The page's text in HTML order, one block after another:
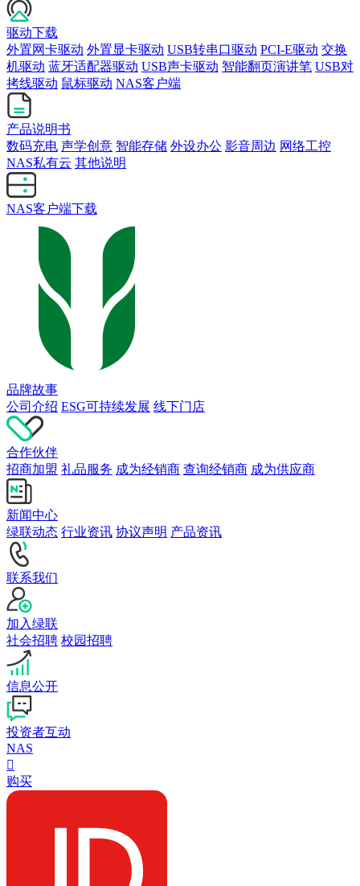
驱动下载
外置网卡驱动 外置显卡驱动 USB转串口驱动 PCI-E驱动 交换
机驱动 蓝牙适配器驱动 USB声卡驱动 智能翻页演讲笔 USB对
拷线驱动 鼠标驱动 NAS客户端
产品说明书
数码充电 声学创意 智能存储 外设办公 影音周边 网络工控
NAS私有云 其他说明
NAS客户端下载
品牌故事
公司介绍 ESG可持续发展 线下门店
合作伙伴
招商加盟 礼品服务 成为经销商 查询经销商 成为供应商
新闻中心
绿联动态 行业资讯 协议声明 产品资讯
联系我们
加入绿联
社会招聘 校园招聘
信息公开
投资者互动
NAS

购买